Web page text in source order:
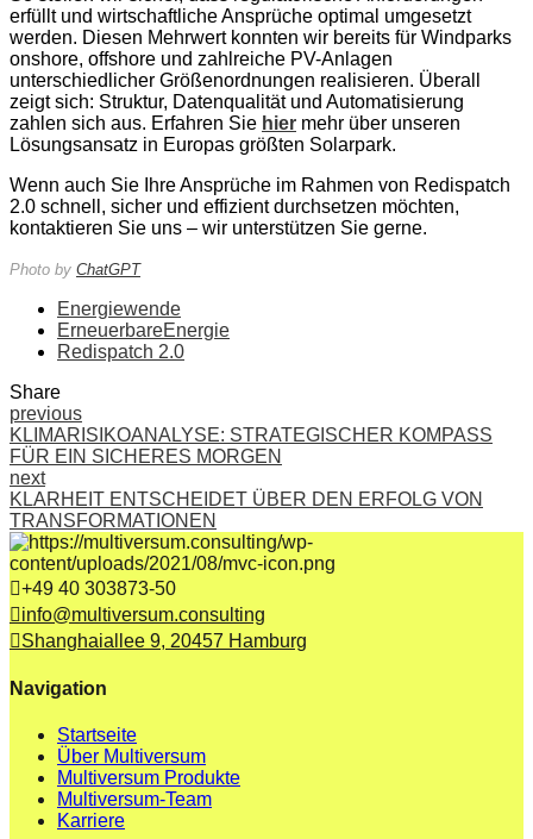
erfüllt und wirtschaftliche Ansprüche optimal umgesetzt
werden. Diesen Mehrwert konnten wir bereits für Windparks
onshore, offshore und zahlreiche PV-Anlagen
unterschiedlicher Größenordnungen realisieren. Überall
zeigt sich: Struktur, Datenqualität und Automatisierung
zahlen sich aus. Erfahren Sie hier mehr über unseren
Lösungsansatz in Europas größten Solarpark.
Wenn auch Sie Ihre Ansprüche im Rahmen von Redispatch
2.0 schnell, sicher und effizient durchsetzen möchten,
kontaktieren Sie uns – wir unterstützen Sie gerne.
Photo by ChatGPT
Energiewende
ErneuerbareEnergie
Redispatch 2.0
Share
previous
KLIMARISIKOANALYSE: STRATEGISCHER KOMPASS
FÜR EIN SICHERES MORGEN
next
KLARHEIT ENTSCHEIDET ÜBER DEN ERFOLG VON
TRANSFORMATIONEN
+49 40 303873-50
info@multiversum.consulting
Shanghaiallee 9, 20457 Hamburg
Navigation
Startseite
Über Multiversum
Multiversum Produkte
Multiversum-Team
Karriere